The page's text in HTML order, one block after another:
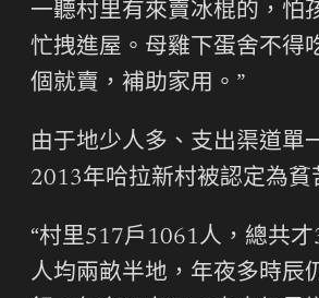
一聽村里有來賣冰棍的，怕
忙拽進屋。母雞下蛋舍不得
個就賣，補助家用。”
由于地少人多、支出渠道單
2013年哈拉新村被認定為貧
“村里517戶1061人，總共才
人均兩畝半地，年夜多時辰